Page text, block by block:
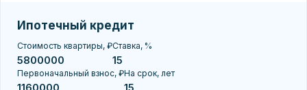
Ипотечный кредит
Стоимость квартиры, ₽Ставка, %
Первоначальный взнос, ₽На срок, лет